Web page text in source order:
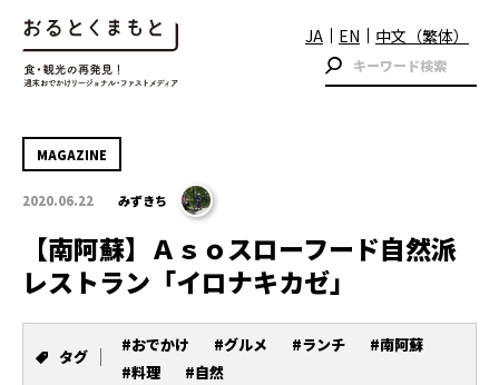
JA EN 中文（繁体）
MAGAZINE
2020.06.22 みずきち
【南阿蘇】Ａｓｏスローフード自然派
レストラン「イロナキカゼ」
タグ
#おでかけ #グルメ #ランチ
#南阿蘇
#料理
#自然